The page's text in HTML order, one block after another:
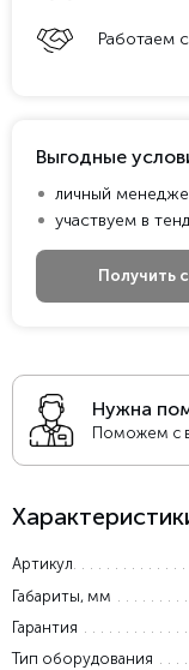
Нужна
Поможем с
Артикул
Габариты, мм
Гарантия
Тип оборудования
Работаем
Выгодные
личный
участвуем в
Получить